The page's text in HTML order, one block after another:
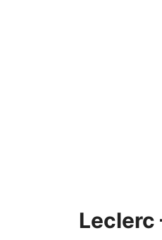
Leclerc